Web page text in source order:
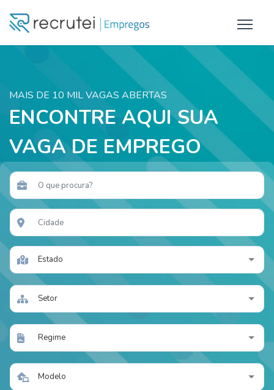
MAIS DE 10 MIL VAGAS ABERTAS
ENCONTRE AQUI SUA
VAGA DE EMPREGO
Estado
Setor
Regime
Modelo